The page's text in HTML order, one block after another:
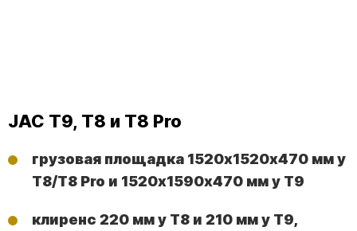
JAC T9, T8 и T8 Pro
грузовая площадка 1520х1520х470 мм у
T8/T8 Pro и 1520х1590х470 мм у T9
клиренс 220 мм у T8 и 210 мм у T9,